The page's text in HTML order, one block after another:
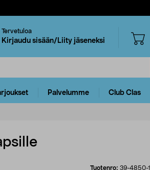
Tervetuloa
Kirjaudu sisään/Liity jäseneksi
Palvelumme Club Clas
Tuotenro: 39-4850-1